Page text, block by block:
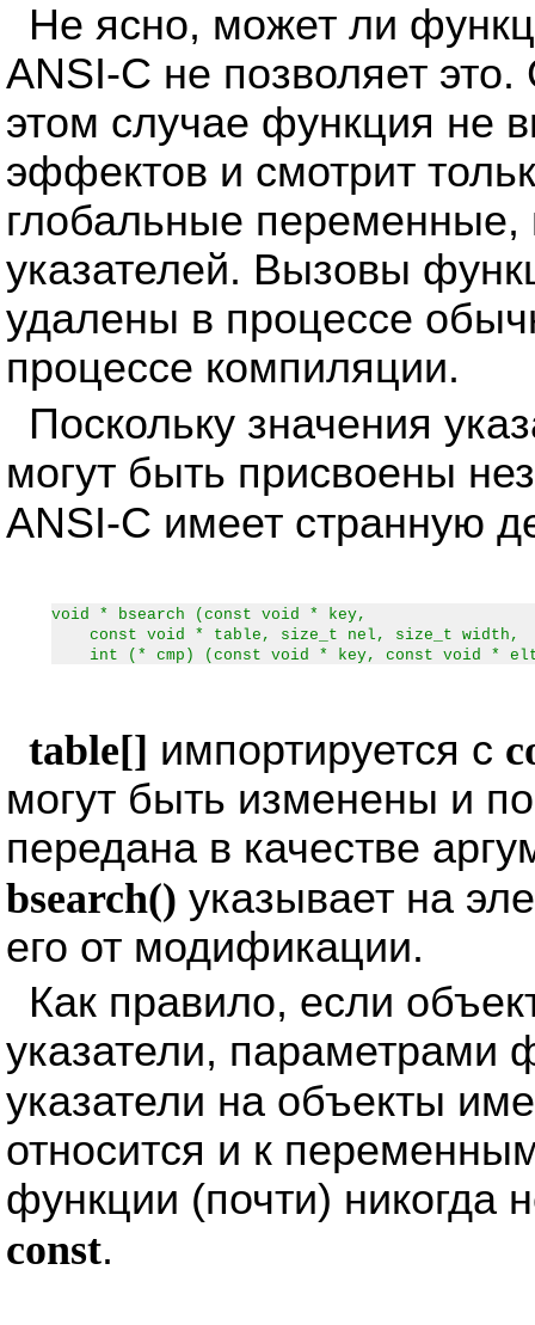
Не ясно, может ли
ANSI-C не позволяет это.
этом случае функция не
эффектов и смотрит
глобальные переменные,
указателей. Вызовы
удалены в процессе
процессе компиляции.
Поскольку значения
могут быть присвоены
ANSI-C имеет странную
void * bsearch (const void * key,
const void * table, size_t nel, size_t width,
int (* cmp) (const void * key, const void *
table[] импортируется с
могут быть изменены и
передана в качестве
bsearch() указывает на
его от модификации.
Как правило, если
указатели, параметрами
указатели на объекты
относится и к
функции (почти) никогда
const.